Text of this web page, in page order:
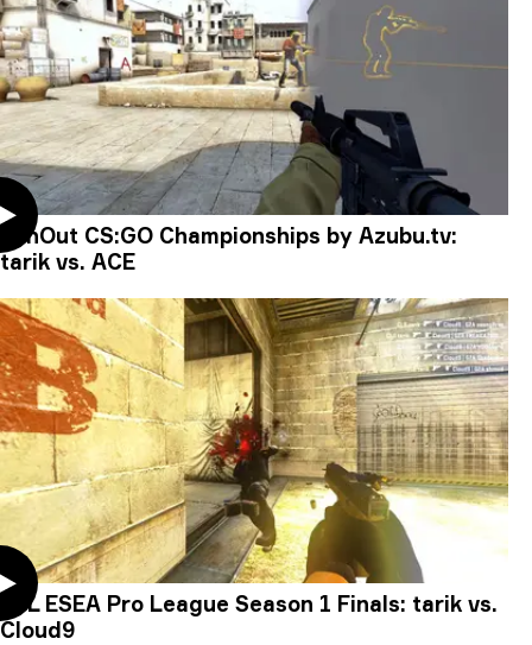
WinOut CS:GO Championships by Azubu.tv:
tarik vs. ACE
ESL ESEA Pro League Season 1 Finals: tarik vs.
Cloud9